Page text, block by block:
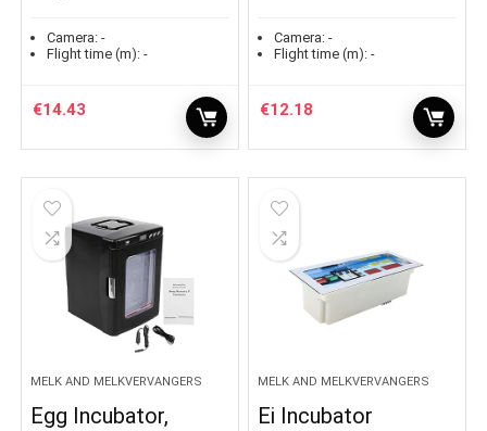
Camera: -
Flight time (m): -
€14.43
Camera: -
Flight time (m): -
€12.18
MELK AND MELKVERVANGERS
Egg Incubator,
MELK AND MELKVERVANGERS
Ei Incubator